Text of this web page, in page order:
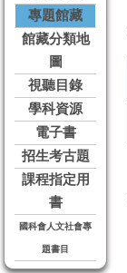
專題館藏
館藏分類地
圖
視聽目錄
學科資源
電子書
招生考古題
課程指定用
書
國科會人文社會專
題書目